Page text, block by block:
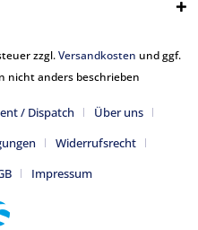
zzgl.Versandkosten und ggf.
nicht anders beschrieben
/ Dispatch
Über uns
Widerrufsrecht
Impressum